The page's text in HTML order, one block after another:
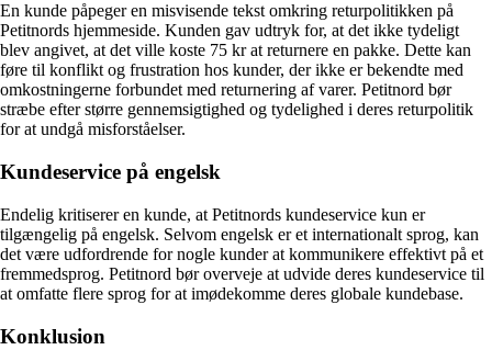
En kunde påpeger en misvisende tekst omkring returpolitikken på
Petitnords hjemmeside. Kunden gav udtryk for, at det ikke tydeligt
blev angivet, at det ville koste 75 kr at returnere en pakke. Dette kan
føre til konflikt og frustration hos kunder, der ikke er bekendte med
omkostningerne forbundet med returnering af varer. Petitnord bør
stræbe efter større gennemsigtighed og tydelighed i deres returpolitik
for at undgå misforståelser.
Kundeservice på engelsk
Endelig kritiserer en kunde, at Petitnords kundeservice kun er
tilgængelig på engelsk. Selvom engelsk er et internationalt sprog, kan
det være udfordrende for nogle kunder at kommunikere effektivt på et
fremmedsprog. Petitnord bør overveje at udvide deres kundeservice til
at omfatte flere sprog for at imødekomme deres globale kundebase.
Konklusion